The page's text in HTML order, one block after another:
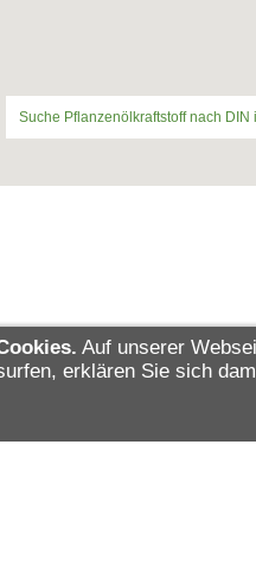
Suche Pflanzenölkraftstoff nach DIN
Diese
Auf unserer
erklären Sie sich